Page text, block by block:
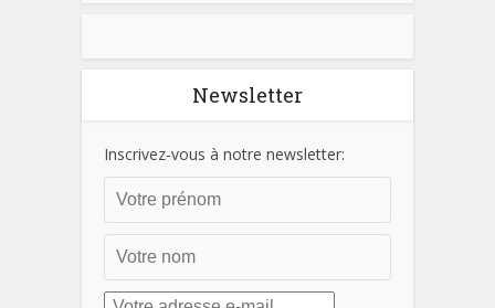
Newsletter
Inscrivez-vous à notre newsletter: